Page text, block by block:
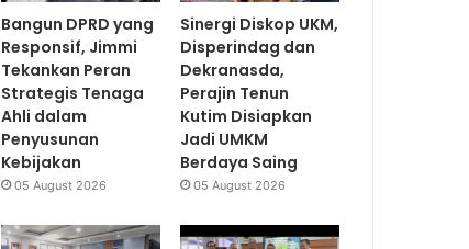
Bangun DPRD yang
Responsif, Jimmi
Tekankan Peran
Strategis Tenaga
Ahli dalam
Penyusunan
Kebijakan
05 August 2026
Sinergi Diskop UKM,
Disperindag dan
Dekranasda,
Perajin Tenun
Kutim Disiapkan
Jadi UMKM
Berdaya Saing
05 August 2026